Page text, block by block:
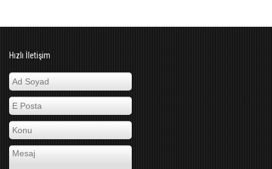
Hızlı İletişim